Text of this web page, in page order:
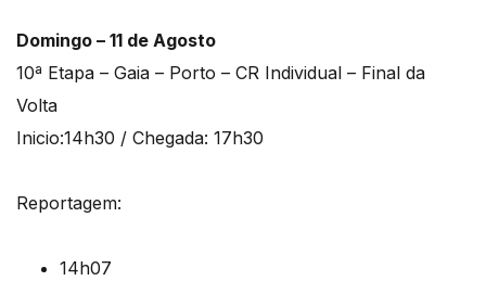
Domingo – 11 de Agosto
10ª Etapa – Gaia – Porto – CR Individual – Final da
Volta
Inicio:14h30 / Chegada: 17h30
Reportagem:
14h07